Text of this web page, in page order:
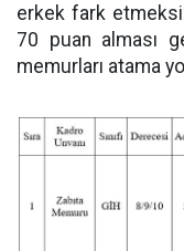
erkek fark
70 puan alması
memurları atama